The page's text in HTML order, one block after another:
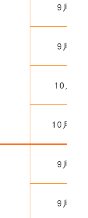
9月22
9月29
10月6
10月20
9月22
9月29